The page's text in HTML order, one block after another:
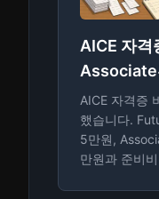
AICE 자격
Associate
AICE 자격증
했습니다.
5만원,
만원과 준비